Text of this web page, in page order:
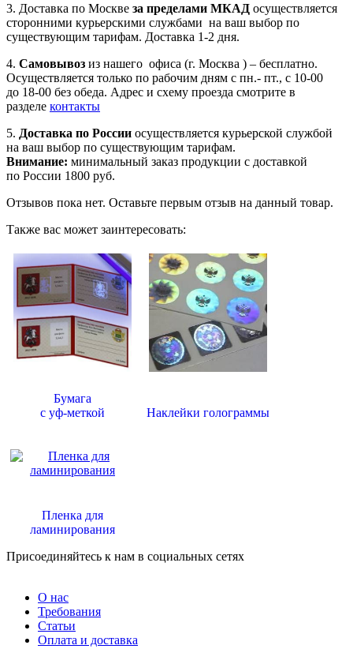
3. Доставка по Москве за пределами МКАД осуществляется
сторонними курьерскими службами на ваш выбор по
существующим тарифам. Доставка 1-2 дня.
4. Самовывоз из нашего офиса (г. Москва ) – бесплатно.
Осуществляется только по рабочим дням с пн.- пт., с 10-00
до 18-00 без обеда. Адрес и схему проезда смотрите в
разделе контакты
5. Доставка по России осуществляется курьерской службой
на ваш выбор по существующим тарифам.
Внимание: минимальный заказ продукции с доставкой
по России 1800 руб.
Отзывов пока нет. Оставьте первым отзыв на данный товар.
Также вас может заинтересовать:
Бумага
с уф-меткой
Наклейки голограммы
Пленка для
ламинирования
Присоединяйтесь к нам в социальных сетях
О нас
Требования
Статьи
Оплата и доставка